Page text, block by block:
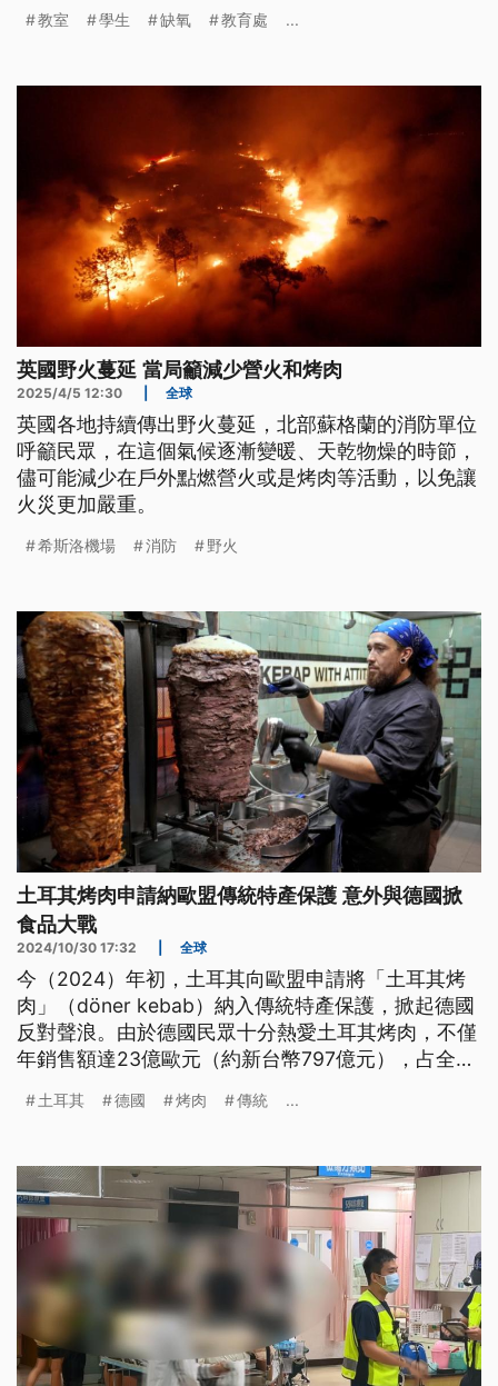
教室 學生 缺氧 教育處 ...
英國野火蔓延 當局籲減少營火和烤肉
2025/4/5 12:30 全球
英國各地持續傳出野火蔓延，北部蘇格蘭的消防單位
呼籲民眾，在這個氣候逐漸變暖、天乾物燥的時節，
儘可能減少在戶外點燃營火或是烤肉等活動，以免讓
火災更加嚴重。
希斯洛機場 消防 野火
土耳其烤肉申請納歐盟傳統特產保護 意外與德國掀
食品大戰
2024/10/30 17:32 全球
今（2024）年初，土耳其向歐盟申請將「土耳其烤
肉」（döner kebab）納入傳統特產保護，掀起德國
反對聲浪。由於德國民眾十分熱愛土耳其烤肉，不僅
年銷售額達23億歐元（約新台幣797億元），占全歐
法補助年年上漲的土耳其烤肉價格。德國政府擔憂土
盟目前給予雙方6個月的協商期，若無法達成共識，
將由歐盟做出裁決。
土耳其 德國 烤肉 傳統 ...